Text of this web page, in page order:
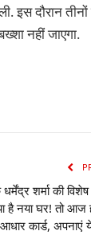
इस दौरान
नहीं जाएगा.
शर्मा की
है नया घर! तो आज
कार्ड,